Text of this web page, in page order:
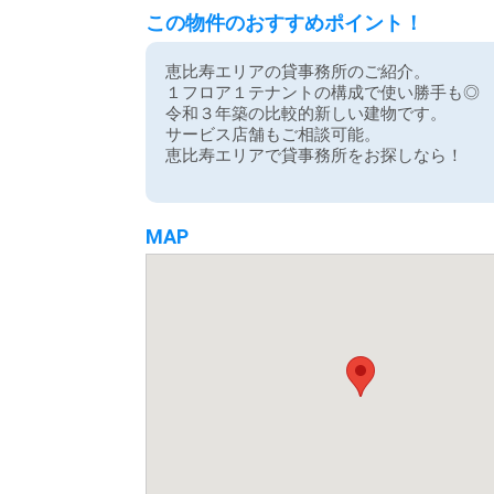
この物件のおすすめポイント！
恵比寿エリアの貸事務所のご紹介。
１フロア１テナントの構成で使い勝手も◎
令和３年築の比較的新しい建物です。
サービス店舗もご相談可能。
恵比寿エリアで貸事務所をお探しなら！
MAP